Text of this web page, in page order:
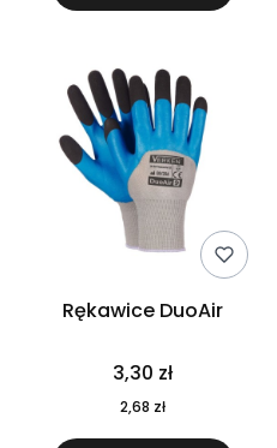
Rękawice DuoAir
Cena
3,30 zł
Cena
2,68 zł